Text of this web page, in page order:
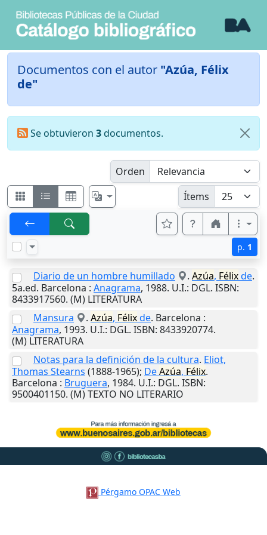
Documentos con el autor "Azúa, Félix
de"
Se obtuvieron 3documentos.
Orden
Ítems
p. 1
Diario de un hombre humillado . Azúa, Félixde.
5a.ed. Barcelona : Anagrama, 1988. U.I.: DGL. ISBN:
8433917560. (M) LITERATURA
Mansura
. Azúa, Félixde. Barcelona :
Anagrama, 1993. U.I.: DGL. ISBN: 8433920774.
(M) LITERATURA
Notas para la definición de la cultura. Eliot,
Thomas Stearns (1888-1965); DeAzúa, Félix.
Barcelona : Bruguera, 1984. U.I.: DGL. ISBN:
9500401150. (M) TEXTO NO LITERARIO
Pérgamo OPAC Web